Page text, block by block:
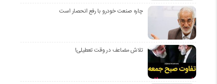
چاره صنعت خودرو با رفع انحصار است
تلاش مضاعف در وقت تعطیلی!